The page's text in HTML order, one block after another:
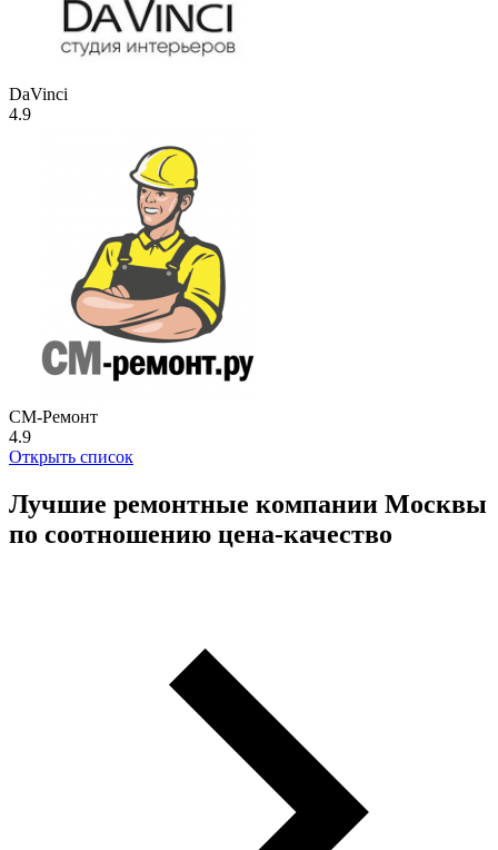
DaVinci
4.9
СМ-Ремонт
4.9
Открыть список
Лучшие ремонтные компании Москвы
по соотношению цена-качество